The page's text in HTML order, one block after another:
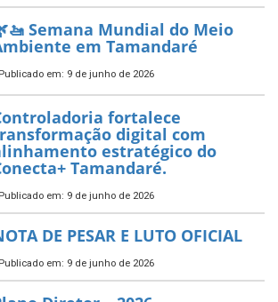
investimentos para
a saúde pública do
em: 10 de junho de 2026
de Tamandaré abre
para o Festival
PNAB 2026
Publicado em: 9 de junho de 2026
Projeto Arborização Urbana!
Publicado em: 9 de junho de 2026